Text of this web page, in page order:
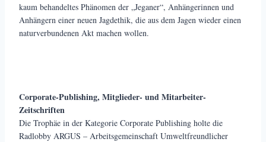
kaum behandeltes Phänomen der „Jeganer“, Anhängerinnen und
Anhängern einer neuen Jagdethik, die aus dem Jagen wieder einen
naturverbundenen Akt machen wollen.
Corporate-Publishing, Mitglieder- und Mitarbeiter-
Zeitschriften
Die Trophäe in der Kategorie Corporate Publishing holte die
Radlobby ARGUS – Arbeitsgemeinschaft Umweltfreundlicher